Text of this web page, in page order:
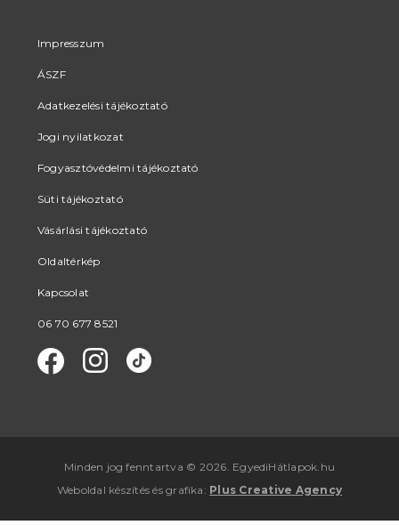
Impresszum
ÁSZF
Adatkezelési tájékoztató
Jogi nyilatkozat
Fogyasztóvédelmi tájékoztató
Süti tájékoztató
Vásárlási tájékoztató
Oldaltérkép
Kapcsolat
06 70 677 8521
Minden jog fenntartva © 2026. EgyediHátlapok.hu
Weboldal készítés ésgrafika : Plus Creative Agency